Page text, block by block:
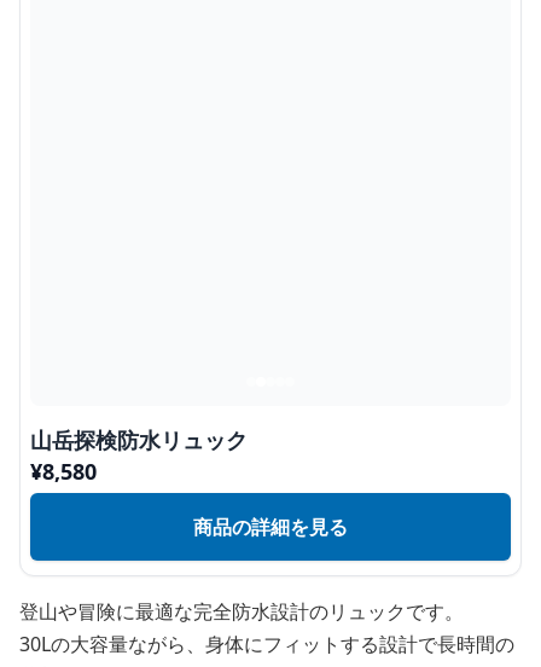
山岳探検防水リュック
¥8,580
商品の詳細を見る
登山や冒険に最適な完全防水設計のリュックです。
30Lの大容量ながら、身体にフィットする設計で長時間の